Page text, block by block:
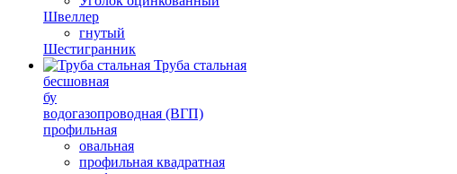
Швеллер
гнутый
Шестигранник
Труба стальная
бесшовная
бу
водогазопроводная (ВГП)
профильная
овальная
профильная квадратная